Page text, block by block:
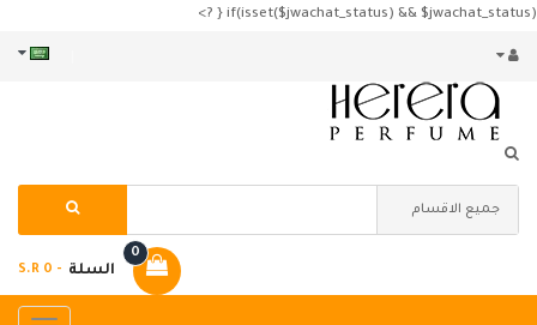
if(isset($jwachat_status) && $jwachat_status) { ?>
السلة
0
- S.R 0